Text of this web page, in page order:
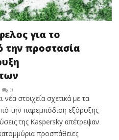
για το
την προστασία
0
στοιχεία σχετικά με τα
την παρεμπόδιση εξόρυξης
της Kaspersky απέτρεψαν
προσπάθειες